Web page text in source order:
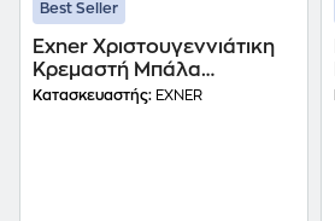
Best Seller
Exner Χριστουγεννιάτικη
Κρεμαστή Μπάλα
Κεραμική - Ριγέ
Κατασκευαστής: EXNER